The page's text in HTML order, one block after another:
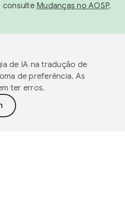
consulte Mudanças no AOSP.
de IA na tradução de
de preferência. As
ter erros.